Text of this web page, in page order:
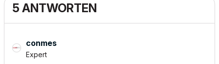
5 ANTWORTEN
conmes
Expert